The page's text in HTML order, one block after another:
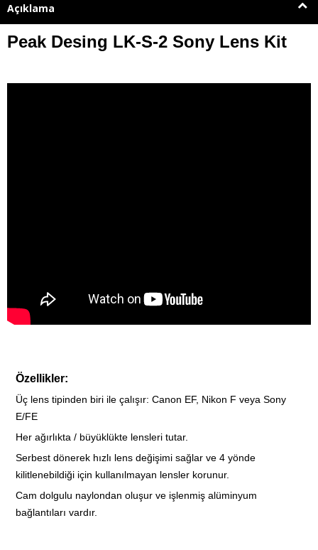
Açıklama
Peak Desing LK-S-2 Sony Lens Kit
Özellikler:
Üç lens tipinden biri ile çalışır: Canon EF, Nikon F veya Sony
E/FE
Her ağırlıkta / büyüklükte lensleri tutar.
Serbest dönerek hızlı lens değişimi sağlar ve 4 yönde
kilitlenebildiği için kullanılmayan lensler korunur.
Cam dolgulu naylondan oluşur ve işlenmiş alüminyum
bağlantıları vardır.